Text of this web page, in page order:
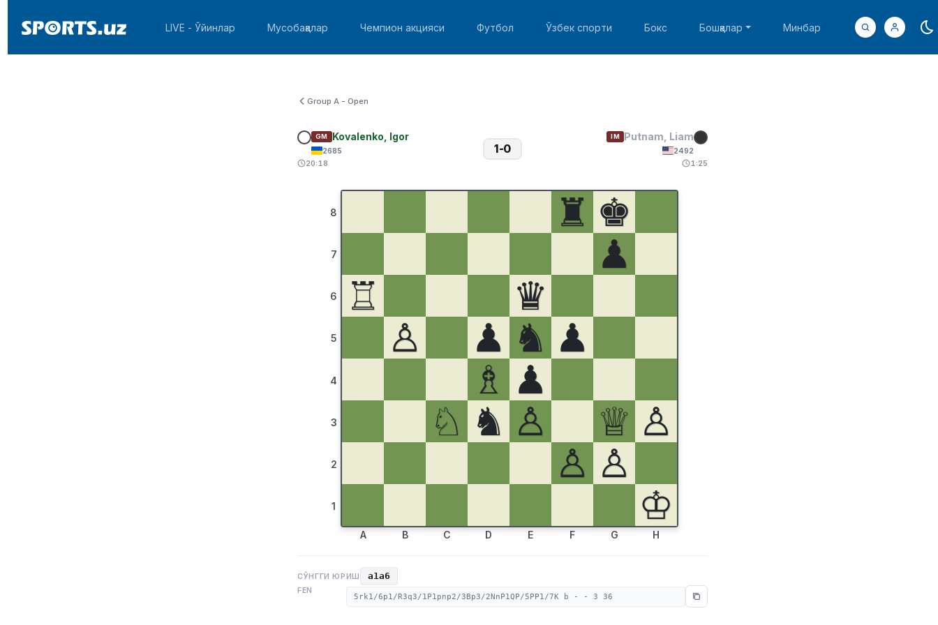
LIVE - Ўйинлар Мусобақалар Чемпион акцияси Футбол Ўзбек спорти Бокс Бошқалар Минбар
Group A - Open
GM Kovalenko, Igor
2685
20:18
1-0
IM Putnam, Liam
2492
1:25
8
7
6
5
4
3
2
1
♜ ♚
♟
♖
♛
♙
♟ ♞ ♟
♗ ♟
♘ ♞ ♙ ♕ ♙
♙ ♙
♔
A B C D E F G H
СЎНГГИ ЮРИШ a1a6
FEN
5rk1/6p1/R3q3/1P1pnp2/3Bp3/2NnP1QP/5PP1/7K b - - 3 36